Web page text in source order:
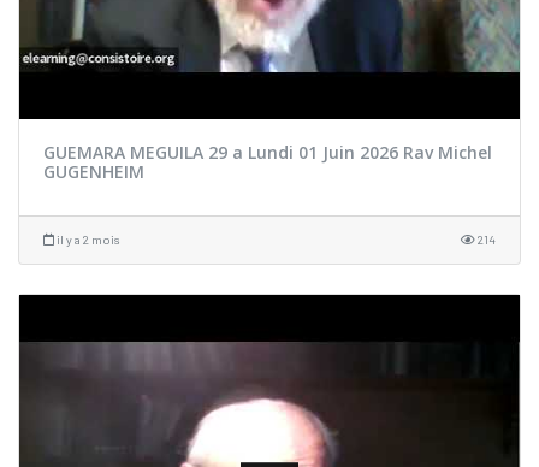
GUEMARA MEGUILA 29 a Lundi 01 Juin 2026 Rav Michel
GUGENHEIM
il y a 2 mois 214